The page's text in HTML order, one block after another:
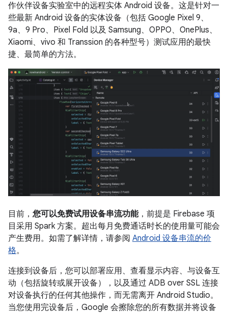
作伙伴设备实验室中的远程实体 Android 设备。这是针对一
些最新 Android 设备的实体设备（包括 Google Pixel 9、
9a、9 Pro、Pixel Fold 以及 Samsung、OPPO、OnePlus、
Xiaomi、vivo 和 Transsion 的各种型号）测试应用的最快
捷、最简单的方法。
目前， 您可以免费试用设备串流功能，前提是 Firebase 项
目采用 Spark 方案。超出每月免费通话时长的使用量可能会
产生费用。如需了解详情，请参阅 Android 设备串流的价
格。
连接到设备后，您可以部署应用、查看显示内容、与设备互
动（包括旋转或展开设备），以及通过 ADB over SSL 连接
对设备执行的任何其他操作，而无需离开 Android Studio。
当您使用完设备后，Google 会擦除您的所有数据并将设备